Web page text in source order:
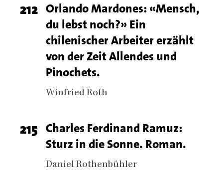
Page
number
212 Titel
Orlando Mardones: «Mensch,
du lebst noch?» Ein
chilenischer Arbeiter erzählt
von der Zeit Allendes und
Pinochets.
Authors
Winfried Roth
Page
number
215 Titel
Charles Ferdinand Ramuz:
Sturz in die Sonne. Roman.
Authors
Daniel Rothenbühler